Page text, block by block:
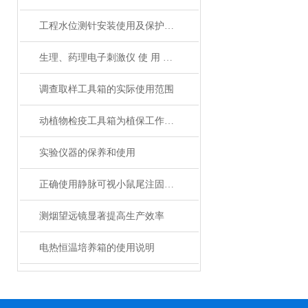
工程水位测针安装使用及保护方法
生理、药理电子刺激仪 使 用 说 明 书
调查取样工具箱的实际使用范围
动植物检疫工具箱为植保工作人员提供了众多适用的工具
实验仪器的保养和使用
正确使用静脉可视小鼠尾注固定器
测烟望远镜显著提高生产效率
电热恒温培养箱的使用说明